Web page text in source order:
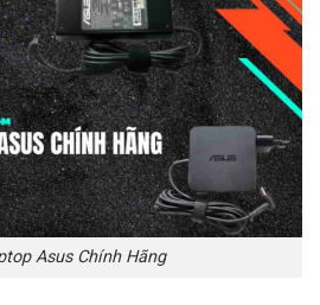
Asus Chính Hãng